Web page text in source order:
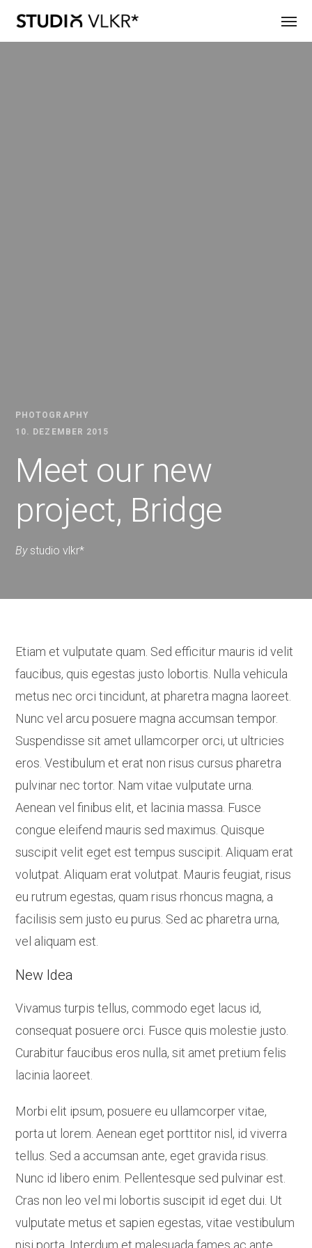
PHOTOGRAPHY
10. DEZEMBER 2015
Meet our new
project, Bridge
By studio vlkr*
Etiam et vulputate quam. Sed efficitur mauris id velit
faucibus, quis egestas justo lobortis. Nulla vehicula
metus nec orci tincidunt, at pharetra magna laoreet.
Nunc vel arcu posuere magna accumsan tempor.
Suspendisse sit amet ullamcorper orci, ut ultricies
eros. Vestibulum et erat non risus cursus pharetra
pulvinar nec tortor. Nam vitae vulputate urna.
Aenean vel finibus elit, et lacinia massa. Fusce
congue eleifend mauris sed maximus. Quisque
suscipit velit eget est tempus suscipit. Aliquam erat
volutpat. Aliquam erat volutpat. Mauris feugiat, risus
eu rutrum egestas, quam risus rhoncus magna, a
facilisis sem justo eu purus. Sed ac pharetra urna,
vel aliquam est.
New Idea
Vivamus turpis tellus, commodo eget lacus id,
consequat posuere orci. Fusce quis molestie justo.
Curabitur faucibus eros nulla, sit amet pretium felis
lacinia laoreet.
Morbi elit ipsum, posuere eu ullamcorper vitae,
porta ut lorem. Aenean eget porttitor nisl, id viverra
tellus. Sed a accumsan ante, eget gravida risus.
Nunc id libero enim. Pellentesque sed pulvinar est.
Cras non leo vel mi lobortis suscipit id eget dui. Ut
vulputate metus et sapien egestas, vitae vestibulum
nisi porta. Interdum et malesuada fames ac ante